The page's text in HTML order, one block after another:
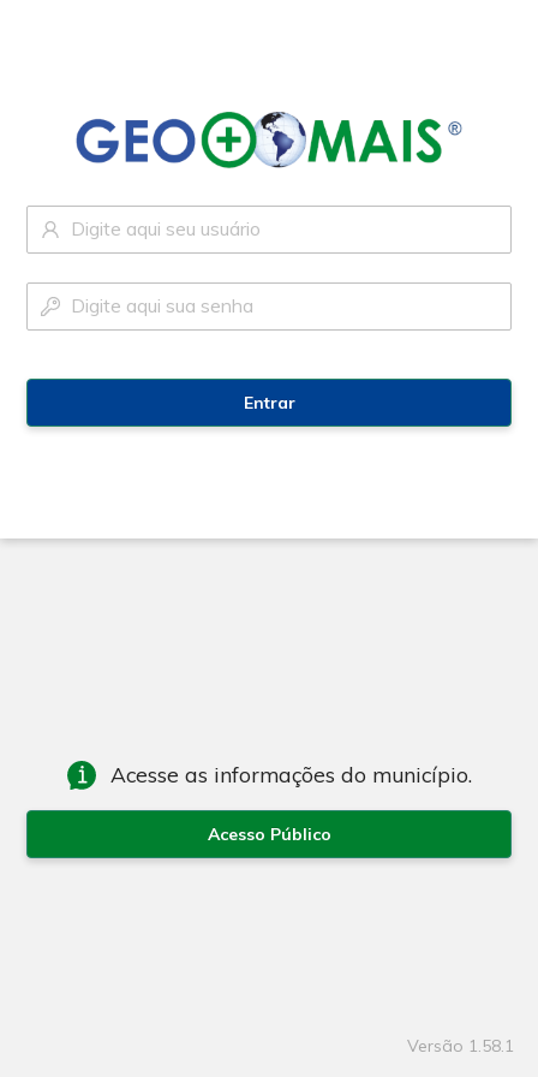
Entrar
Acesse as informações do município.
Acesso Público
Versão 1.58.1